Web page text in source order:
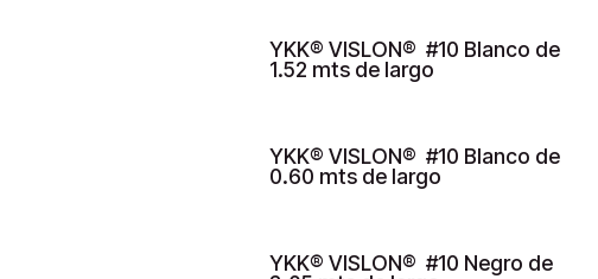
YKK® VISLON® #10 Blanco de
1.52 mts de largo
YKK® VISLON® #10 Blanco de
0.60 mts de largo
YKK® VISLON® #10 Negro de